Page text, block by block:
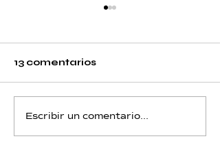
Berilio - Día 12 - Piscis
13 comentarios
Escribir un comentario...